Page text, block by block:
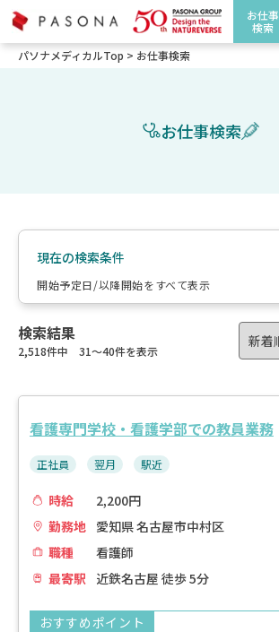
お仕事
検索
パソナメディカルTop > お仕事検索
お仕事検索
現在の検索条件
開始予定日/以降開始をすべて表示
検索結果
2,518件中 31〜40件を表示
看護専門学校・看護学部での教員業務
正社員 翌月 駅近
時給
2,200円
勤務地
愛知県 名古屋市中村区
職種
看護師
最寄駅
近鉄名古屋 徒歩 5分
おすすめポイント